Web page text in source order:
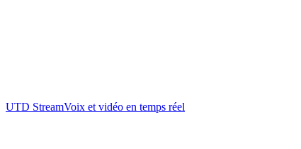
UTD StreamVoix et vidéo en temps réel